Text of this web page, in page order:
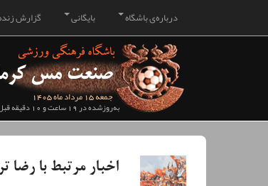
گزارش بایگانی درباره‌ی باشگاه
جمعه 15 مرداد ماه 1405
به‌روزشده در 19 ساعت و 10 دقیقه قبل
اخبار مرتبط با رضا